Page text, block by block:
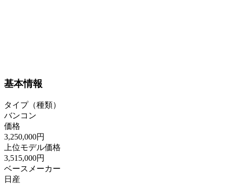
基本情報
タイプ（種類）
バンコン
価格
3,250,000円
上位モデル価格
3,515,000円
ベースメーカー
日産